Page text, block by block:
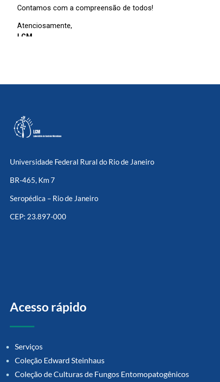
Universidade Federal Rural do Rio de Janeiro
BR-465, Km 7
Seropédica – Rio de Janeiro
CEP: 23.897-000
Acesso rápido
Serviços
Coleção Edward Steinhaus
Coleção de Culturas de Fungos Entomopatogênicos